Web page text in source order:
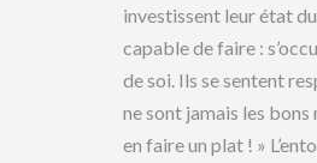
investissent leur état
capable de faire :
de soi. Ils se sentent
ne sont jamais les bons
en faire un plat ! »